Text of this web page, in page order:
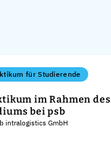
für Studierende
im Rahmen des
bei psb
intralogistics GmbH